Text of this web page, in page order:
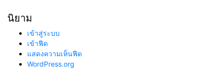
นิยาม
เข้าสู่ระบบ
เข้าฟีด
แสดงความเห็นฟีด
WordPress.org